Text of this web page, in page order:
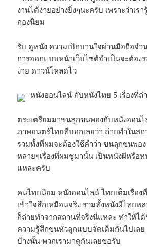
งานได้ง่ายอย่างยิ่งๆนะครับ เพราะว่าเร
กองนิยม
รับ ดูหนัง ความเบิกบานใจผ่านมือถือจำ
การออกแบบหน้าเว็บไซต์จำเป็นจะต้อง
ง่าย ดาวน์โหลดไว
หนังออนไลน์ กับหนังไทย 5 เรื่องที่ถ่
ตระเตรียมมาขนลุกขนพองกับหนังออน
ภาพยนตร์ไทยที่บอกเลยว่า ถ่ายทำในส
รวมทั้งที่ผมจะต้องใช้คำว่า ขนลุกขนพอง
หลายๆเรื่องที่ผมชูมานั้น เป็นหนังผีหรือ
แหละครับ
คนไทยนิยม หนังออนไลน์ ไทยเต็มเรื่อง
เข้าใจสึกเหมือนจริง รวมทั้งหนังผีไทยหล
ก็ถ่ายทำจากสถานที่จริงนี่แหละ ทำให้ไ
ความรู้สึกขนหัวลุกแบบจัดเต็มกันไปเลย
บ้างนั้น พวกเรามาดูกันเลยขอรับ